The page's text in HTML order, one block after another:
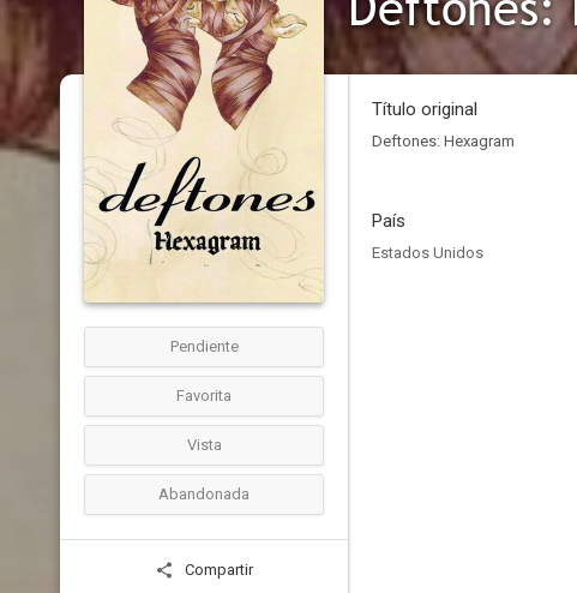
Pendiente
Favorita
Vista
Abandonada
Compartir
Título original
Deftones: Hexagram
País
Estados Unidos